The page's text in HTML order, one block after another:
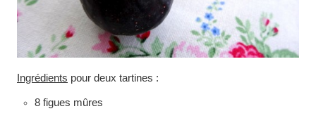
Ingrédients pour deux tartines :
8 figues mûres